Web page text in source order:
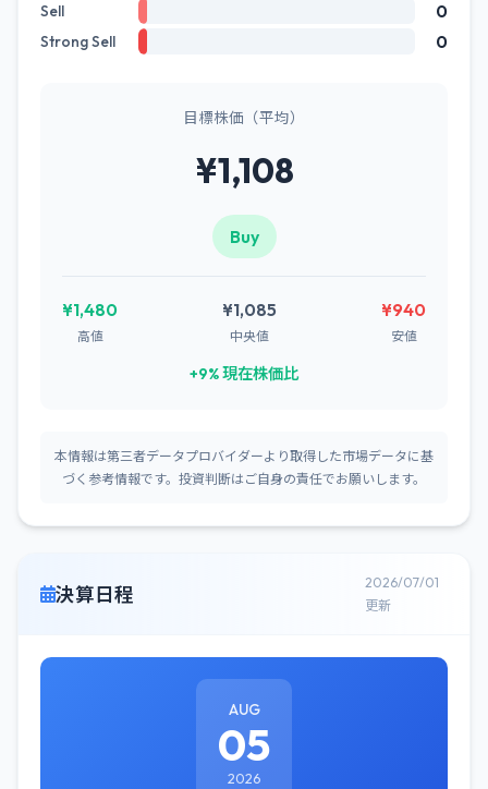
Sell 0
Strong Sell 0
目標株価（平均）
¥1,108
Buy
¥1,480
高値
¥1,085
中央値
¥940
安値
+9% 現在株価比
本情報は第三者データプロバイダーより取得した市場データに基
づく参考情報です。投資判断はご自身の責任でお願いします。
決算日程
2026/07/01
更新
AUG
05
2026